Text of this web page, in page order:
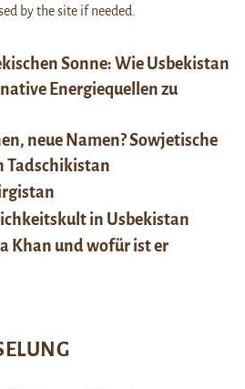
Sonne: Wie Usbekistan
Energiequellen zu
neue Namen? Sowjetische
Tadschikistan
in Usbekistan
Khan und wofür ist er
by the site if needed.